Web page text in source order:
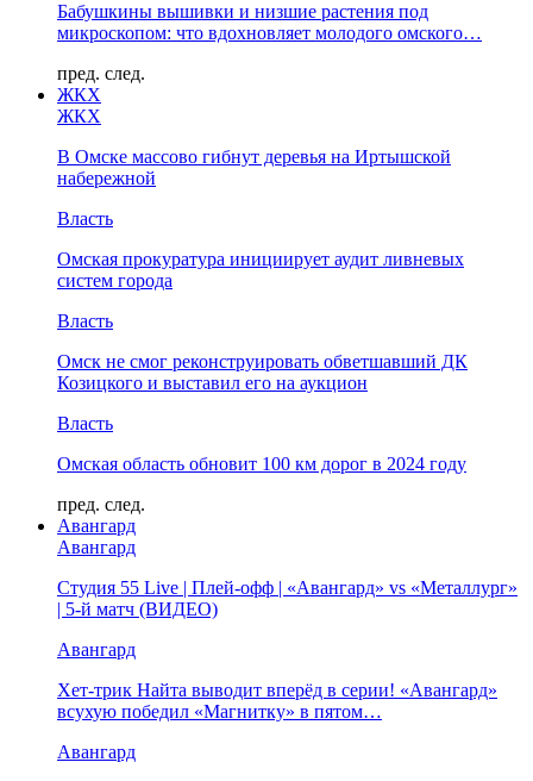
Бабушкины вышивки и низшие растения под
микроскопом: что вдохновляет молодого омского…
пред. след.
ЖКХ
ЖКХ
В Омске массово гибнут деревья на Иртышской
набережной
Власть
Омская прокуратура инициирует аудит ливневых
систем города
Власть
Омск не смог реконструировать обветшавший ДК
Козицкого и выставил его на аукцион
Власть
Омская область обновит 100 км дорог в 2024 году
пред. след.
Авангард
Авангард
Студия 55 Live | Плей-офф | «Авангард» vs «Металлург»
| 5-й матч (ВИДЕО)
Авангард
Хет-трик Найта выводит вперёд в серии! «Авангард»
всухую победил «Магнитку» в пятом…
Авангард